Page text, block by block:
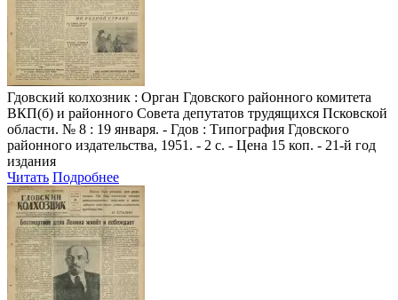
Гдовский колхозник : Орган Гдовского районного комитета
ВКП(б) и районного Совета депутатов трудящихся Псковской
области. № 8 : 19 января. - Гдов : Типография Гдовского
районного издательства, 1951. - 2 с. - Цена 15 коп. - 21-й год
издания
Читать Подробнее